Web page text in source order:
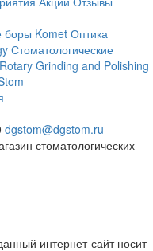
боры Komet Оптика
Стоматологические
Grinding and Polishing
dgstom@dgstom.ru
стоматологических
интернет-сайт носит